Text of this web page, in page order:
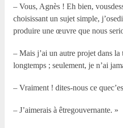
– Vous, Agnès ! Eh bien,
choisissant un sujet simple,
produire une œuvre que nous
– Mais j’ai un autre projet dans la
longtemps ; seulement, je n’ai
– Vraiment ! dites-nous ce
– J’aimerais à êtregouvernante. »